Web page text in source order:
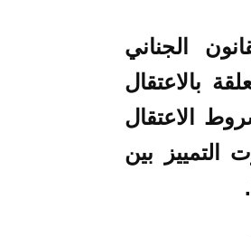
الجناني
بالاعتقال
الاعتقال
التمييز بين